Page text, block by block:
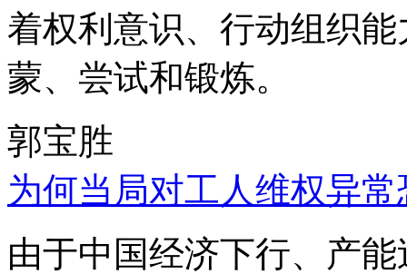
着权利意识、行动组织
蒙、尝试和锻炼。
郭宝胜
为何当局对工人维权异
由于中国经济下行、产